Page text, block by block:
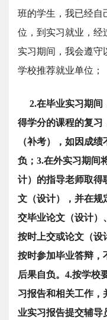
班的学生，我已经自
位，到实习就业，经
实习期间，我会遵守
学校推荐就业单位；
2.在毕业实习期间
得学分的课程的复习
（补考），如因成
负；3.在外实习期间
计）的指导老师取得
文（设计），并在规
交毕业论文（设计）
按时上交或论文（设
按时参加毕业答辩，
后果自负。4.按学校
习报告和相关工作，
业实习报告提交辅导